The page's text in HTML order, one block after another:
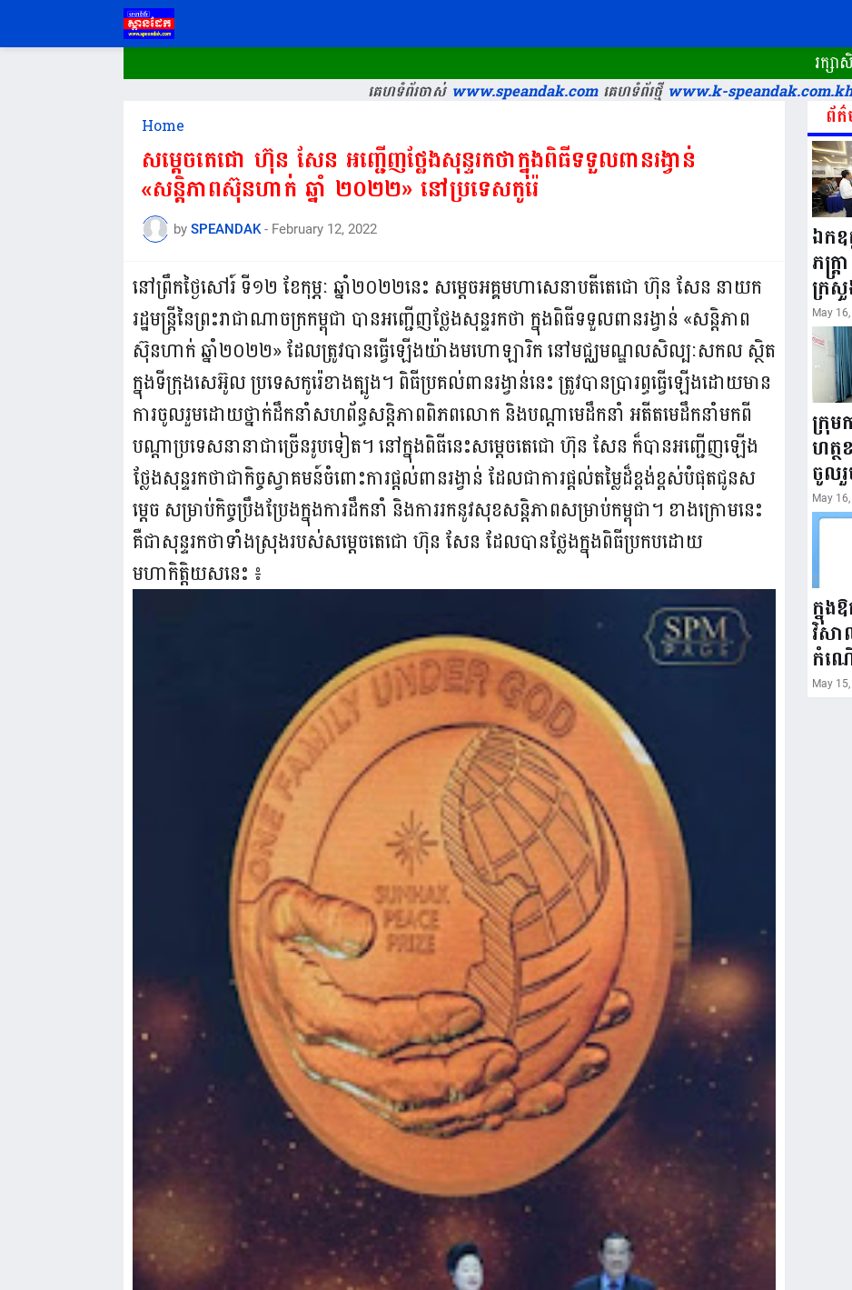
រក្សាសិទ្ធិគ្
គេហទំព័រចាស់www.speandak.comគេហទំព័រថ្មីwww.k-speandak.com.kh
Home
សម្តេចតេជោ ហ៊ុន សែន អញ្ជើញថ្លែងសុន្ទរកថាក្នុងពិធីទទួលពានរង្វាន់
«សន្តិភាពស៊ុនហាក់ ឆ្នាំ ២០២២» នៅប្រទេសកូរ៉េ
by SPEANDAK - February 12, 2022
នៅព្រឹកថ្ងៃសៅរ៍ ទី១២ ខែកុម្ភៈ ឆ្នាំ២០២២នេះ សម្ដេចអគ្គមហាសេនាបតីតេជោ ហ៊ុន សែន នាយក
រដ្ឋមន្ត្រីនៃព្រះរាជាណាចក្រកម្ពុជា បានអញ្ជើញថ្លែងសុន្ទរកថា ក្នុងពិធីទទួលពានរង្វាន់ «សន្តិភាព
ស៊ុនហាក់ ឆ្នាំ២០២២» ដែលត្រូវបានធ្វើឡើងយ៉ាងមហោឡារិក នៅមជ្ឈមណ្ឌលសិល្បៈសកល ស្ថិត
ក្នុងទីក្រុងសេអ៊ូល ប្រទេសកូរ៉េខាងត្បូង។ ពិធីប្រគល់ពានរង្វាន់នេះ ត្រូវបានប្រារព្ធធ្វើឡើងដោយមាន
ការចូលរួមដោយថ្នាក់ដឹកនាំសហព័ន្ធសន្តិភាពពិភពលោក និងបណ្តាមេដឹកនាំ អតីតមេដឹកនាំមកពី
បណ្តាប្រទេសនានាជាច្រើនរូបទៀត។ នៅក្នុងពិធីនេះសម្តេចតេជោ ហ៊ុន សែន ក៏បានអញ្ជើញឡើង
ថ្លែងសុន្ទរកថាជាកិច្ចស្វាគមន៍ចំពោះការផ្តល់ពានរង្វាន់ ដែលជាការផ្តល់តម្លៃដ៏ខ្ពង់ខ្ពស់បំផុតជូនស
ម្តេច សម្រាប់កិច្ចប្រឹងប្រែងក្នុងការដឹកនាំ និងការរកនូវសុខសន្តិភាពសម្រាប់កម្ពុជា។ ខាងក្រោមនេះ
គឺជាសុន្ទរកថាទាំងស្រុងរបស់សម្តេចតេជោ ហ៊ុន សែន ដែលបានថ្លែងក្នុងពិធីប្រកបដោយ
មហាកិត្តិយសនេះ ៖
ព័ត៌
ឯកឧ
ភក្ត្រ
ក្រ
រសៀ
ឧស
ឆ្ន
បាន
ជំរឿ
មន្ត្
នៃ
May
ក្រុម
ហត្
ចូលរួ
ដល់គ្
សម
ឪពុ
លោ
ភាព!
May
ក្នុ
វិស
កំណ
គម្រ
May